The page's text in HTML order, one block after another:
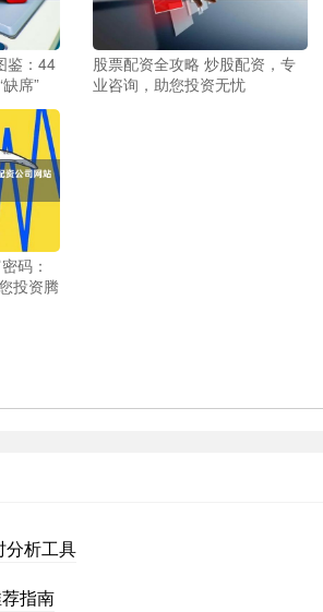
鉴：44
席”
股票配资全攻略 炒股配资，专
业咨询，助您投资无忧
码：
投资腾
分析工具
指南